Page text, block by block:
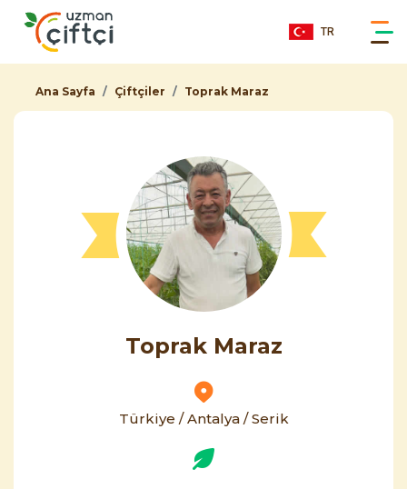
TR
Ana Sayfa Çiftçiler Toprak Maraz
Toprak Maraz
Türkiye / Antalya / Serik